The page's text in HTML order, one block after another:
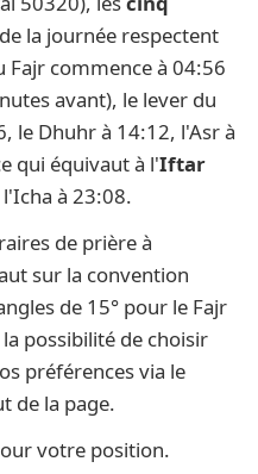
la journée respectent
commence à 04:56
avant), le lever du
le Dhuhr à 14:12, l'Asr à
qui équivaut à l'Iftar
à 23:08.
de prière à
sur la convention
de 15° pour le Fajr
possibilité de choisir
préférences via le
de la page.
votre position.